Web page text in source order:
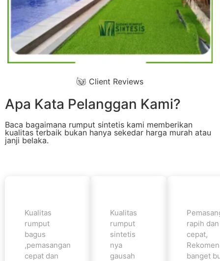
Kualitas
rumput
bagus
,pemasangan
cepat dan
Kualitas
rumput
sintetis
nya
gausah
rapih dan
cepat,
banget
Client Reviews
Apa Kata Pelanggan Kami?
Baca bagaimana rumput sintetis kami memberikan
kualitas terbaik bukan hanya sekedar harga murah atau
janji belaka.